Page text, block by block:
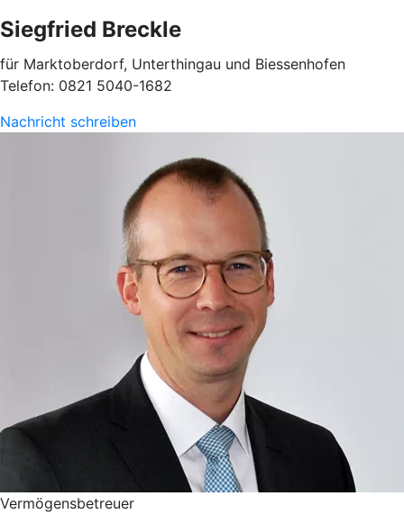
Siegfried Breckle
für Marktoberdorf, Unterthingau und Biessenhofen
Telefon: 0821 5040-1682
Nachricht schreiben
Vermögensbetreuer